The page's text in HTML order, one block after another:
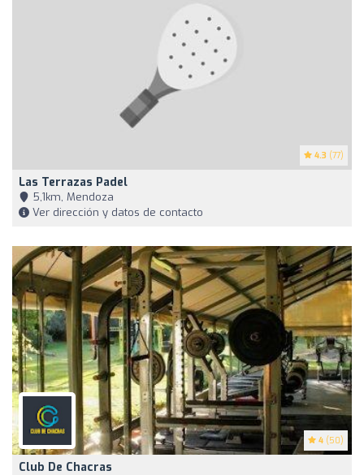
4.3 (77)
Las Terrazas Padel
5,1km, Mendoza
Ver dirección y datos de contacto
4 (50)
Club De Chacras